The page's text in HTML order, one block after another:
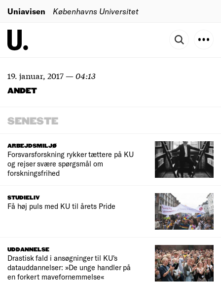
Uniavisen Københavns Universitet
19. januar, 2017—04:13
ANDET
SENESTE
ARBEJDSMILJØ
Forsvarsforskning rykker tættere på KU
og rejser svære spørgsmål om
forskningsfrihed
STUDIELIV
Få høj puls med KU til årets Pride
UDDANNELSE
Drastisk fald i ansøgninger til KU's
datauddannelser: »De unge handler på
en forkert mavefornemmelse«